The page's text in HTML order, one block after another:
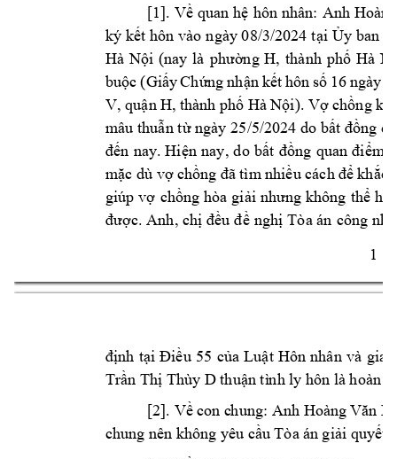
1
[1]. Về quan hệ hôn nhân: Anh
ký kết hôn vào ngày 08/3/2024 tại Ủy ban n
Hà Nội (nay là phường H, thành phố Hà N
buộc (GiấyChứng nhận kết hôn số 16 ngày
V, quận H, thành phố Hà Nội). Vợ chồng
mâu thuẫn từ ngày 25/5/2024 do bất đồng
đến nay. Hiện nay, do bất đồng quan điểm
mặc dù vợ chồng đã tìm nhiều cách để khắc
giúp vợ chồng hòa giải nhưng không thể
được. Anh, chị đều đề nghị Tòa án công
định tại Điều 55 của Luật Hôn nhân và gia
Trần Thị Thùy D thuận tình ly hôn là hoàn
[2]. Về con chung: Anh Hoàng Văn K
chung nên không yêu cầu Tòa án giải quyết